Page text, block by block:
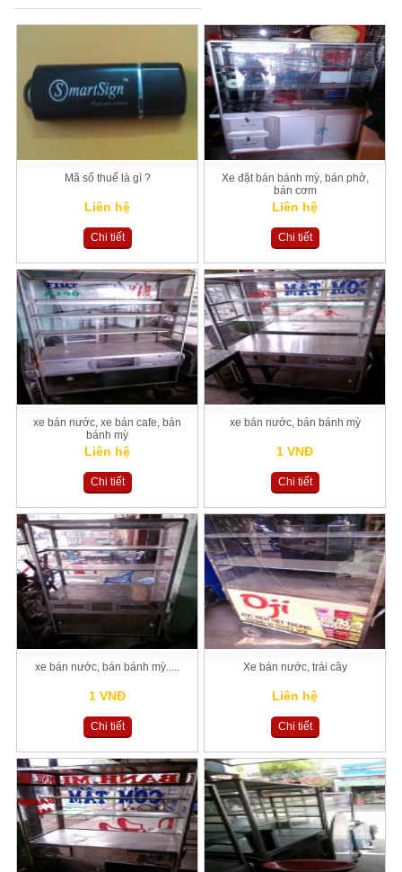
Mã số thuế là gì ?
Liên hệ
Chi tiết
Xe đặt bán bánh mỳ, bán phở,
bán cơm
Liên hệ
Chi tiết
xe bán nước, xe bán cafe, bán
bánh mỳ
Liên hệ
Chi tiết
xe bán nước, bán bánh mỳ
1 VNĐ
Chi tiết
xe bán nước, bán bánh mỳ.....
1 VNĐ
Chi tiết
Xe bán nước, trái cây
Liên hệ
Chi tiết